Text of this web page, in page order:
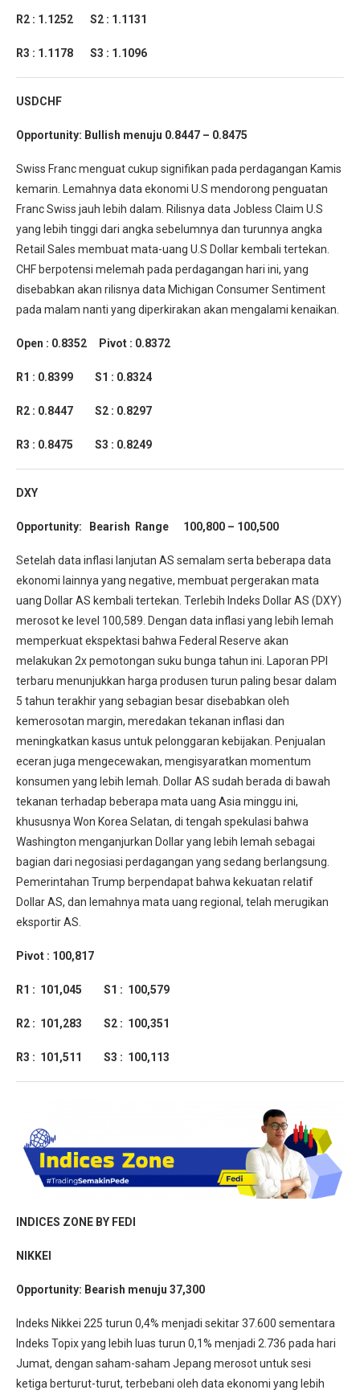
R2 : 1.1252 S2 : 1.1131
R3 : 1.1178 S3 : 1.1096
USDCHF
Opportunity: Bullish menuju 0.8447 – 0.8475
Swiss Franc menguat cukup signifikan pada perdagangan Kamis
kemarin. Lemahnya data ekonomi U.S mendorong penguatan
Franc Swiss jauh lebih dalam. Rilisnya data Jobless Claim U.S
yang lebih tinggi dari angka sebelumnya dan turunnya angka
Retail Sales membuat mata-uang U.S Dollar kembali tertekan.
CHF berpotensi melemah pada perdagangan hari ini, yang
disebabkan akan rilisnya data Michigan Consumer Sentiment
pada malam nanti yang diperkirakan akan mengalami kenaikan.
Open : 0.8352 Pivot : 0.8372
R1 : 0.8399 S1 : 0.8324
R2 : 0.8447 S2 : 0.8297
R3 : 0.8475 S3 : 0.8249
DXY
Opportunity: Bearish Range 100,800 – 100,500
Setelah data inflasi lanjutan AS semalam serta beberapa data
ekonomi lainnya yang negative, membuat pergerakan mata
uang Dollar AS kembali tertekan. Terlebih Indeks Dollar AS (DXY)
merosot ke level 100,589. Dengan data inflasi yang lebih lemah
memperkuat ekspektasi bahwa Federal Reserve akan
melakukan 2x pemotongan suku bunga tahun ini. Laporan PPI
terbaru menunjukkan harga produsen turun paling besar dalam
5 tahun terakhir yang sebagian besar disebabkan oleh
kemerosotan margin, meredakan tekanan inflasi dan
meningkatkan kasus untuk pelonggaran kebijakan. Penjualan
eceran juga mengecewakan, mengisyaratkan momentum
konsumen yang lebih lemah. Dollar AS sudah berada di bawah
tekanan terhadap beberapa mata uang Asia minggu ini,
khususnya Won Korea Selatan, di tengah spekulasi bahwa
Washington menganjurkan Dollar yang lebih lemah sebagai
bagian dari negosiasi perdagangan yang sedang berlangsung.
Pemerintahan Trump berpendapat bahwa kekuatan relatif
Dollar AS, dan lemahnya mata uang regional, telah merugikan
eksportir AS.
Pivot : 100,817
R1 : 101,045 S1 : 100,579
R2 : 101,283 S2 : 100,351
R3 : 101,511 S3 : 100,113
INDICES ZONE BY FEDI
NIKKEI
Opportunity: Bearish menuju 37,300
Indeks Nikkei 225 turun 0,4% menjadi sekitar 37.600 sementara
Indeks Topix yang lebih luas turun 0,1% menjadi 2.736 pada hari
Jumat, dengan saham-saham Jepang merosot untuk sesi
ketiga berturut-turut, terbebani oleh data ekonomi yang lebih